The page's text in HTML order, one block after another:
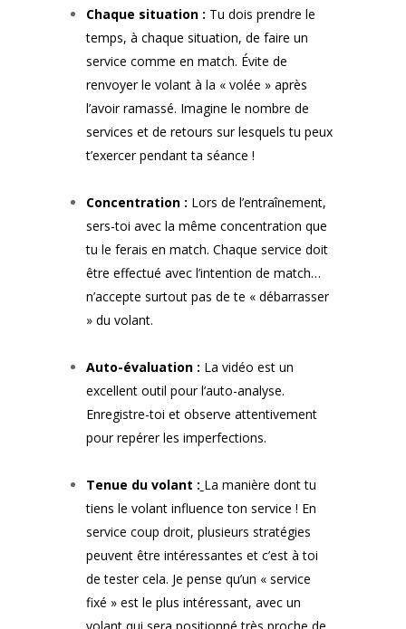
Chaque situation : Tu dois prendre le
temps, à chaque situation, de faire un
service comme en match. Évite de
renvoyer le volant à la « volée » après
l’avoir ramassé. Imagine le nombre de
services et de retours sur lesquels tu peux
t’exercer pendant ta séance !
Concentration : Lors de l’entraînement,
sers-toi avec la même concentration que
tu le ferais en match. Chaque service doit
être effectué avec l’intention de match…
n’accepte surtout pas de te « débarrasser
» du volant.
Auto-évaluation : La vidéo est un
excellent outil pour l’auto-analyse.
Enregistre-toi et observe attentivement
pour repérer les imperfections.
Tenue du volant : La manière dont tu
tiens le volant influence ton service ! En
service coup droit, plusieurs stratégies
peuvent être intéressantes et c’est à toi
de tester cela. Je pense qu’un « service
fixé » est le plus intéressant, avec un